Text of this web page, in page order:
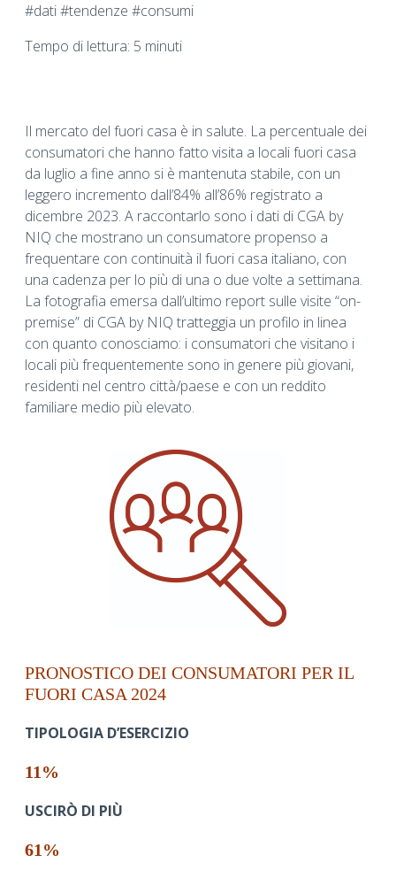
#dati #tendenze #consumi
Tempo di lettura: 5 minuti
Il mercato del fuori casa è in salute. La percentuale dei
consumatori che hanno fatto visita a locali fuori casa
da luglio a fine anno si è mantenuta stabile, con un
leggero incremento dall’84% all’86% registrato a
dicembre 2023. A raccontarlo sono i dati di CGA by
NIQ che mostrano un consumatore propenso a
frequentare con continuità il fuori casa italiano, con
una cadenza per lo più di una o due volte a settimana.
La fotografia emersa dall’ultimo report sulle visite “on-
premise” di CGA by NIQ tratteggia un profilo in linea
con quanto conosciamo: i consumatori che visitano i
locali più frequentemente sono in genere più giovani,
residenti nel centro città/paese e con un reddito
familiare medio più elevato.
PRONOSTICO DEI CONSUMATORI PER IL
FUORI CASA 2024
TIPOLOGIA D’ESERCIZIO
11%
USCIRÒ DI PIÙ
61%